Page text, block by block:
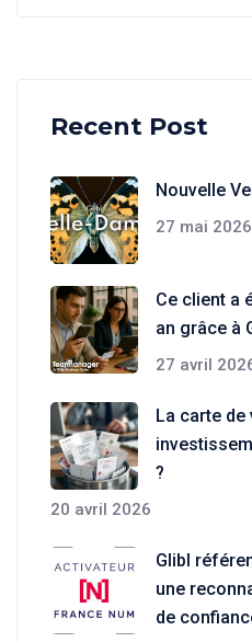
Recent Post
Nouvelle
27 mai 2026
Ce client a
an grâce à
27 avril
La carte de
?
20 avril 2026
Glibl
une
de